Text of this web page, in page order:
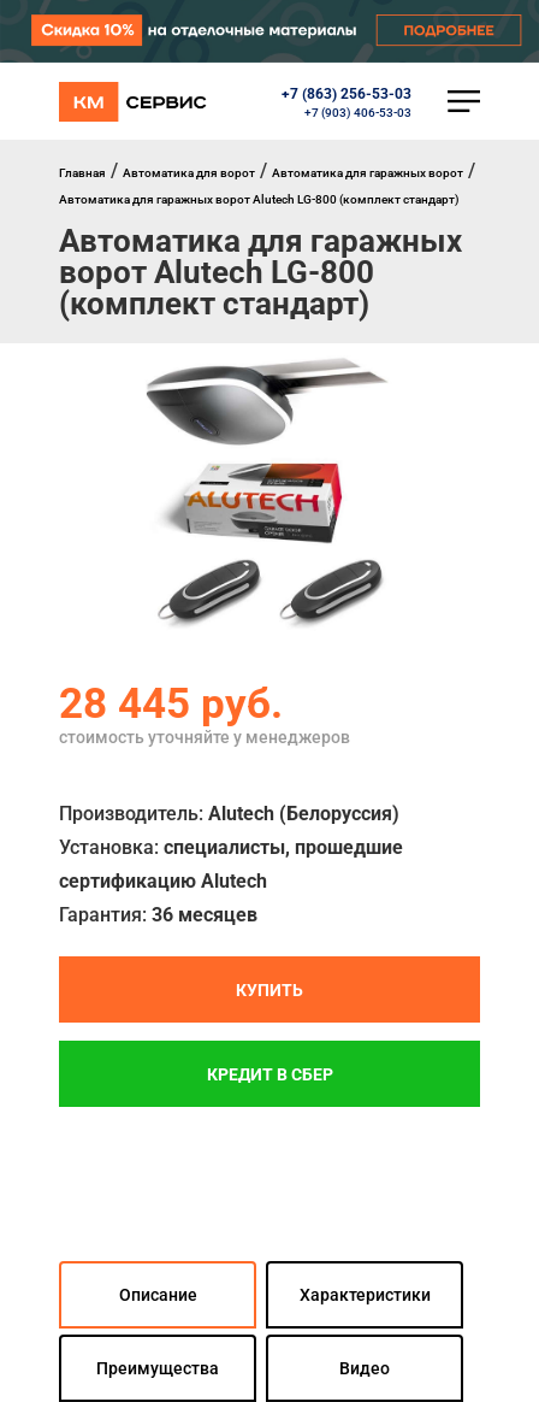
+7 (863) 256-53-03
+7 (903) 406-53-03
КАТАЛОГ
Перегрузочное оборудование
Уличные калитки
Шлагбаумы
Противопожарные ворота
Противопожарные шторы
Комплектующие
Окна, порталы, двери
Примеры работ
Сервис
О компании
Где купить
Отзывы
Главная / Автоматика для ворот / Автоматика для гаражных ворот /
Автоматика для гаражных ворот Alutech LG-800 (комплект стандарт)
Автоматика для гаражных
ворот Alutech LG-800
(комплект стандарт)
28 445 руб.
стоимость уточняйте у менеджеров
Производитель: Alutech (Белоруссия)
Установка: специалисты, прошедшие
сертификацию Alutech
Гарантия: 36 месяцев
КУПИТЬ
КРЕДИТ В СБЕР
Описание Характеристики
Преимущества Видео